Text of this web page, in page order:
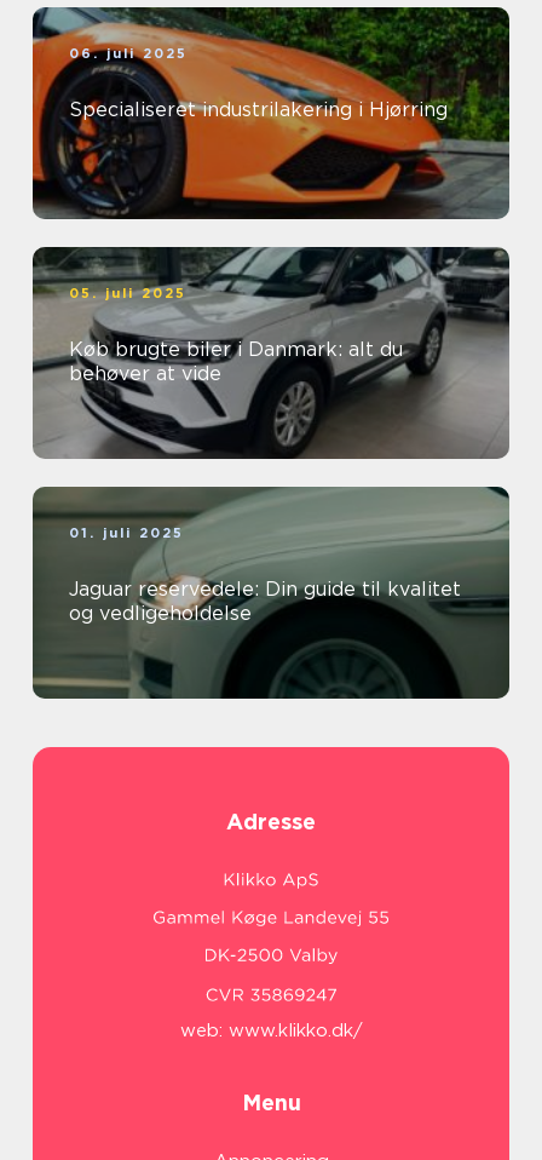
06. juli 2025
Specialiseret industrilakering i Hjørring
05. juli 2025
Køb brugte biler i Danmark: alt du
behøver at vide
01. juli 2025
Jaguar reservedele: Din guide til kvalitet
og vedligeholdelse
Adresse
web: www.klikko.dk/
Menu